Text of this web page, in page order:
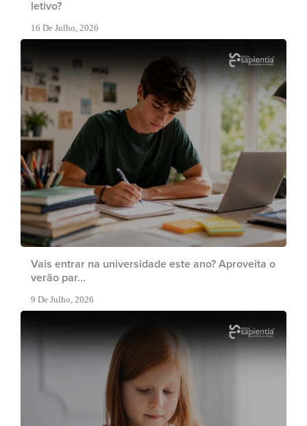
letivo?
16 De Julho, 2026
Vais entrar na universidade este ano? Aproveita o
verão par...
9 De Julho, 2026